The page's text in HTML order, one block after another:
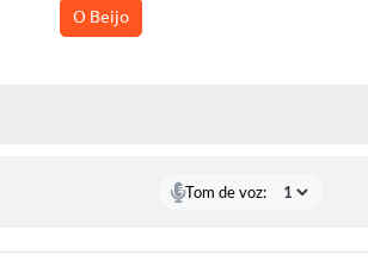
O Beijo
Tom de voz: